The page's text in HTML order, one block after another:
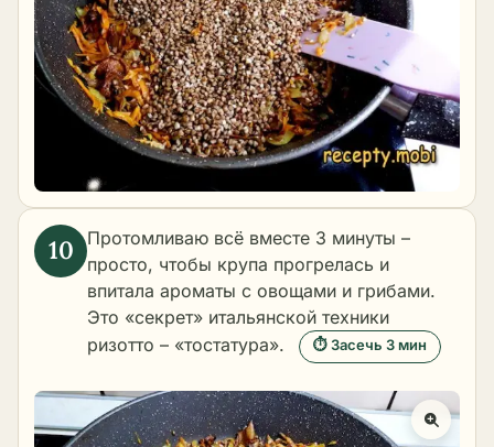
Протомливаю всё вместе 3 минуты –
просто, чтобы крупа прогрелась и
впитала ароматы с овощами и грибами.
Это «секрет» итальянской техники
ризотто – «тостатура».
⏱ Засечь 3 мин